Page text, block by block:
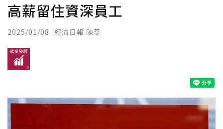
高薪留住資深員工
2025/01/08 經濟日報 陳苓